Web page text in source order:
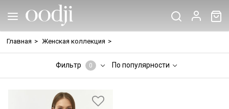
Главная > Женская коллекция >
Фильтр 0 По популярности